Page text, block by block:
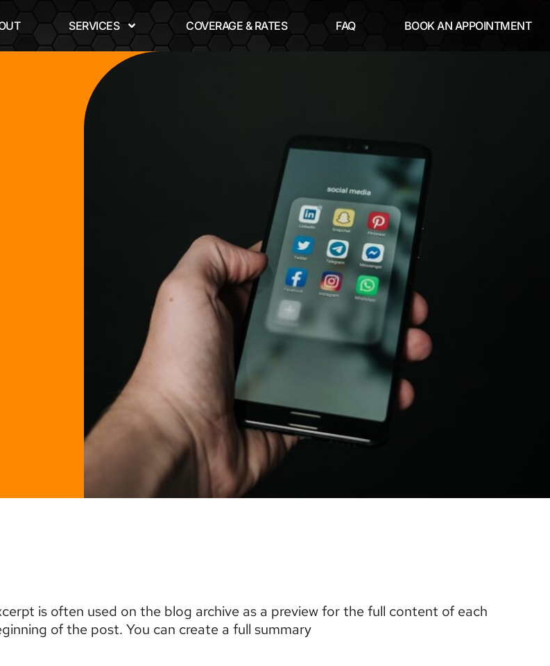
SERVICES COVERAGE & RATES FAQ BOOK AN APPOINTMENT
is often used on the blog archive as a preview for the full content of each
of the post. You can create a full summary